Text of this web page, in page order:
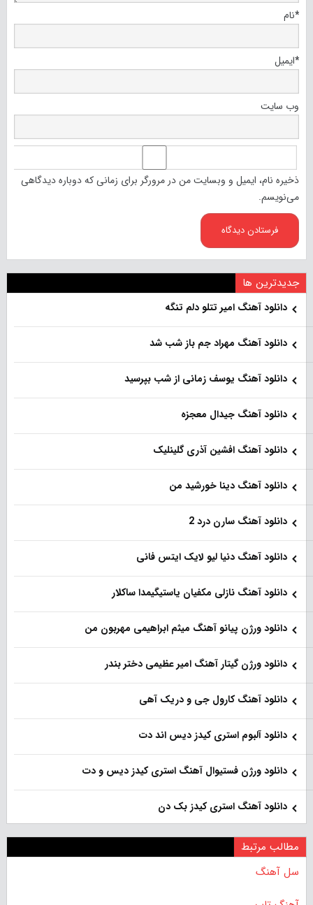
نام*
ایمیل*
وب‌ سایت
ذخیره نام، ایمیل و وبسایت من در مرورگر برای زمانی که دوباره دیدگاهی
می‌نویسم.
جدیدترین ها
دانلود آهنگ امیر تتلو دلم تنگه
دانلود آهنگ مهراد جم باز شب شد
دانلود آهنگ یوسف زمانی از شب بپرسید
دانلود آهنگ جیدال معجزه
دانلود آهنگ افشین آذری گلینلیک
دانلود آهنگ دینا خورشید من
دانلود آهنگ سارن درد 2
دانلود آهنگ دنیا لیو لایک ایتس فانی
دانلود آهنگ نازلی مکفیان یاستیگیمدا ساکلار
دانلود ورژن پیانو آهنگ میثم ابراهیمی مهربون من
دانلود ورژن گیتار آهنگ امیر عظیمی دختر بندر
دانلود آهنگ کارول جی و دریک آهی
دانلود آلبوم استری کیدز دیس اند دت
دانلود ورژن فستیوال آهنگ استری کیدز دیس و دت
دانلود آهنگ استری کیدز بک دن
مطالب مرتبط
سل آهنگ